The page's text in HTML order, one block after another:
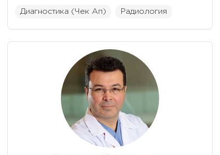
Диагностика (Чек Ап) Радиология